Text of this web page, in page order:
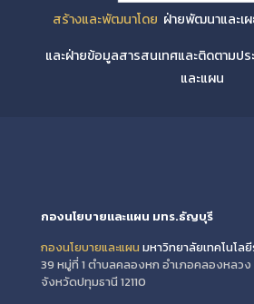
สร้างและพัฒนาโดย ฝ่ายพัฒนาและเ
และฝ่ายข้อมูลสารสนเทศและติดตามป
และแผน
กองนโยบายและแผน มทร.ธัญบุรี
กองนโยบายและแผน มหาวิทยาลัยเทคโนโ
39 หมู่ที่ 1 ตำบลคลองหก อำเภอคลองหลวง
จังหวัดปทุมธานี 12110